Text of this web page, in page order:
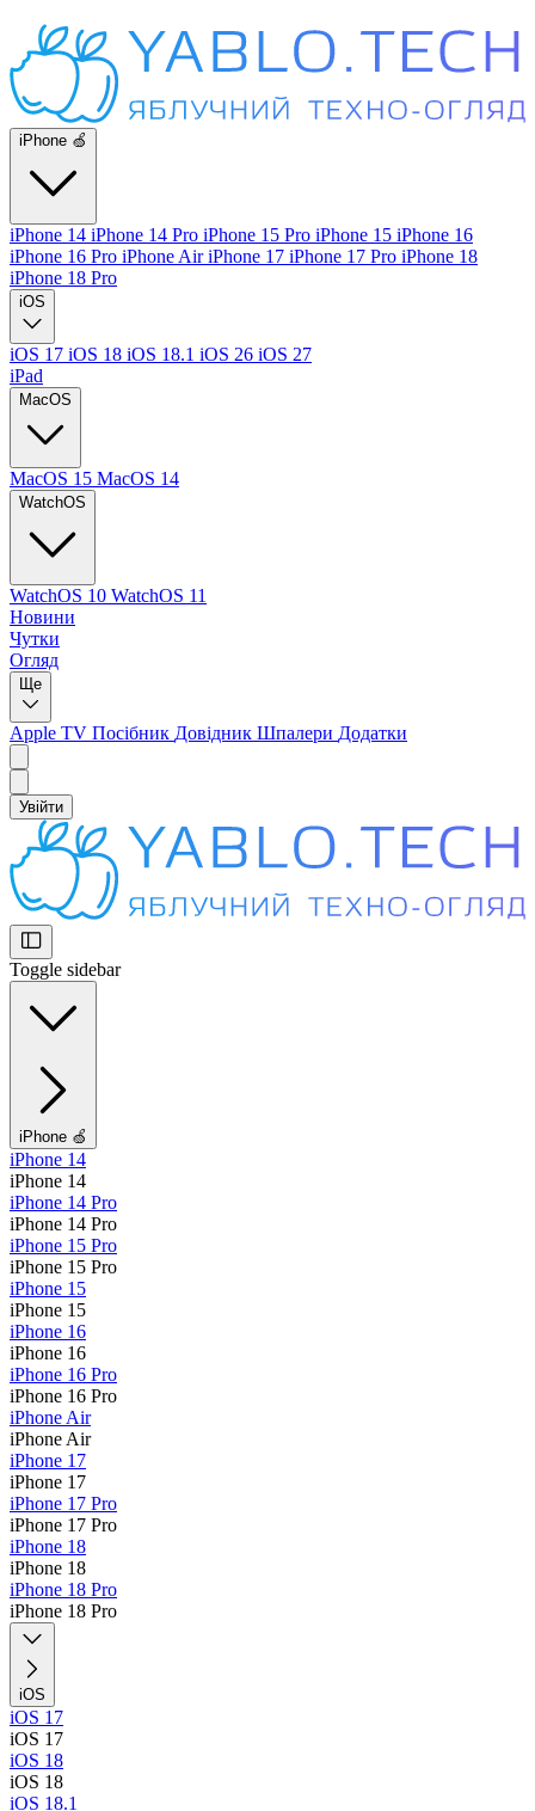
iPhone 🍏
iPhone 14 iPhone 14 Pro iPhone 15 Pro iPhone 15 iPhone 16
iPhone 16 Pro iPhone AiriPhone 17 iPhone 17 Pro iPhone 18
iPhone 18 Pro
iOS
iOS 17 iOS 18 iOS 18.1 iOS 26 iOS 27
iPad
MacOS
MacOS 15 MacOS 14
WatchOS
WatchOS 10 WatchOS 11
Новини
Чутки
Огляд
Ще
Apple TV Посібник Довідник Шпалери Додатки
Увійти
Toggle sidebar
iPhone 🍏
iPhone 14
iPhone 14
iPhone 14 Pro
iPhone 14 Pro
iPhone 15 Pro
iPhone 15 Pro
iPhone 15
iPhone 15
iPhone 16
iPhone 16
iPhone 16 Pro
iPhone 16 Pro
iPhone Air
iPhone Air
iPhone 17
iPhone 17
iPhone 17 Pro
iPhone 17 Pro
iPhone 18
iPhone 18
iPhone 18 Pro
iPhone 18 Pro
iOS
iOS 17
iOS 17
iOS 18
iOS 18
iOS 18.1